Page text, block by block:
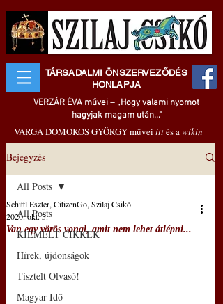
TÁRSADALMI ÖNSZERVEZŐDÉS
HONLAPJA
VERZÁR ÉVA művei – „Hogy valami nyomot
hagyjak magam után..."
VARGA DOMOKOS GYÖRGY művei ittés awikin
Bejegyzés
All Posts
KIEMELT CIKKEK
Hírek, újdonságok
Tisztelt Olvasó!
Magyar Idő
All Posts
Van egy vörös vonal, amit nem lehet átlépni...
Schittl Eszter, CitizenGo, Szilaj Csikó
2020. okt. 5.